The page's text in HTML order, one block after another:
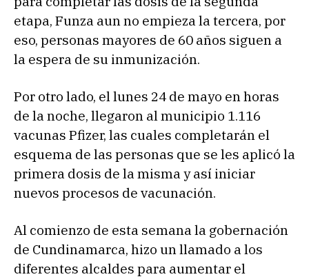
etapa, Funza aun no empieza la tercera, por
eso, personas mayores de 60 años siguen a
la espera de su inmunización.
Por otro lado, el lunes 24 de mayo en horas
de la noche, llegaron al municipio 1.116
vacunas Pfizer, las cuales completarán el
esquema de las personas que se les aplicó la
primera dosis de la misma y así iniciar
nuevos procesos de vacunación.
Al comienzo de esta semana la gobernación
de Cundinamarca, hizo un llamado a los
diferentes alcaldes para aumentar el